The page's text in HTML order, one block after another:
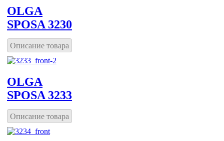
OLGA
SPOSA 3230
Описание товара
OLGA
SPOSA 3233
Описание товара